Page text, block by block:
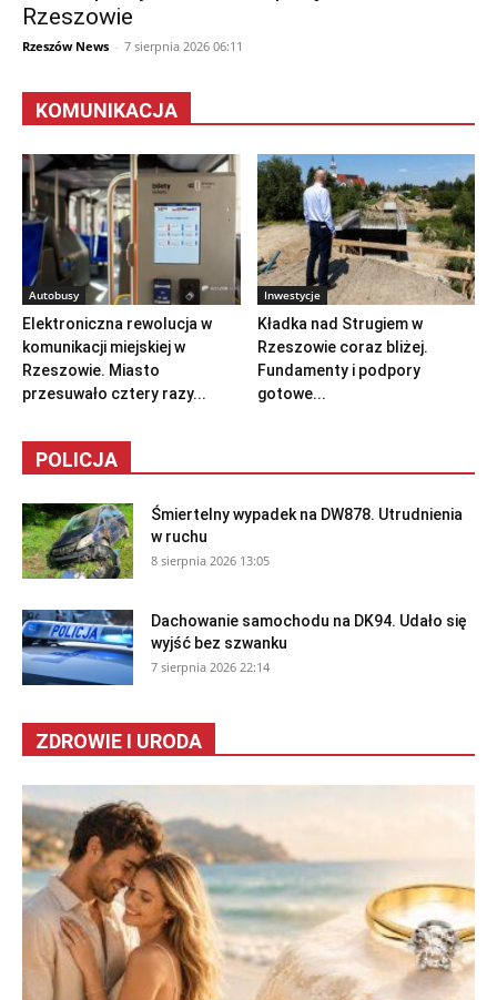
Rzeszowie
Rzeszów News - 7 sierpnia 2026 06:11
KOMUNIKACJA
Autobusy
Elektroniczna rewolucja w
komunikacji miejskiej w
Rzeszowie. Miasto
przesuwało cztery razy...
Inwestycje
Kładka nad Strugiem w
Rzeszowie coraz bliżej.
Fundamenty i podpory
gotowe...
POLICJA
Śmiertelny wypadek na DW878. Utrudnienia
w ruchu
8 sierpnia 2026 13:05
Dachowanie samochodu na DK94. Udało się
wyjść bez szwanku
7 sierpnia 2026 22:14
ZDROWIE I URODA